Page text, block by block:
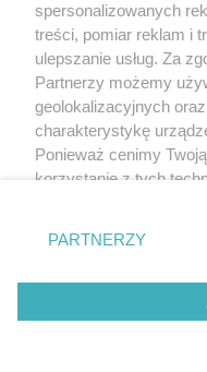
spersonalizowanych
treści, pomiar reklam i
ulepszanie usług. Za
Partnerzy możemy
geolokalizacyjnych
charakterystykę
Ponieważ cenimy
korzystanie z tych
zmienić/wycofać
znajdujący się w
rodzaje przetwarzania
użytkownika, ale masz
przetwarzaniu.
PARTNERZY